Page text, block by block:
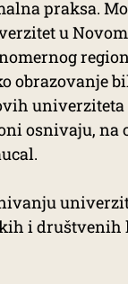
praksa.
u
obrazovanje
univerziteta
osnivaju,
i društvenih